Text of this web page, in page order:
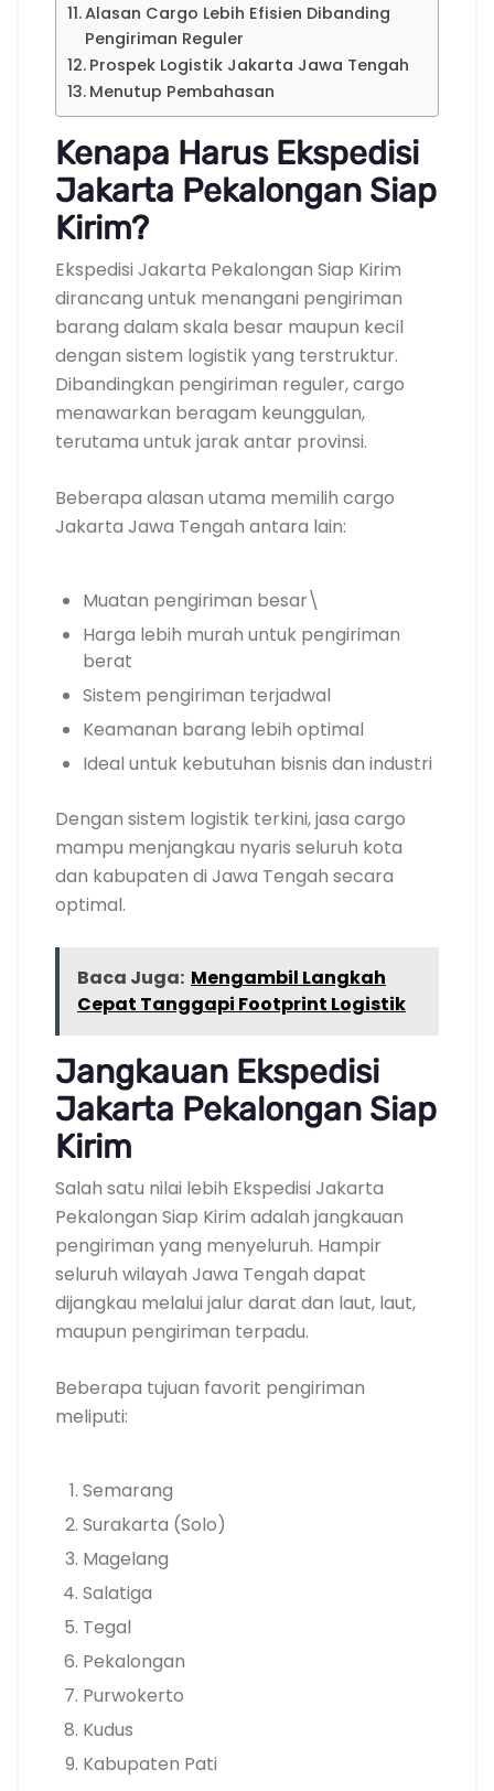
Alasan Cargo Lebih Efisien Dibanding
Pengiriman Reguler
Prospek Logistik Jakarta Jawa Tengah
Menutup Pembahasan
Kenapa Harus Ekspedisi
Jakarta Pekalongan Siap
Kirim?
Ekspedisi Jakarta Pekalongan Siap Kirim
dirancang untuk menangani pengiriman
barang dalam skala besar maupun kecil
dengan sistem logistik yang terstruktur.
Dibandingkan pengiriman reguler, cargo
menawarkan beragam keunggulan,
terutama untuk jarak antar provinsi.
Beberapa alasan utama memilih cargo
Jakarta Jawa Tengah antara lain:
Muatan pengiriman besar\
Harga lebih murah untuk pengiriman
berat
Sistem pengiriman terjadwal
Keamanan barang lebih optimal
Ideal untuk kebutuhan bisnis dan industri
Dengan sistem logistik terkini, jasa cargo
mampu menjangkau nyaris seluruh kota
dan kabupaten di Jawa Tengah secara
optimal.
Baca Juga: Mengambil Langkah
Cepat Tanggapi Footprint Logistik
Jangkauan Ekspedisi
Jakarta Pekalongan Siap
Kirim
Salah satu nilai lebih Ekspedisi Jakarta
Pekalongan Siap Kirim adalah jangkauan
pengiriman yang menyeluruh. Hampir
seluruh wilayah Jawa Tengah dapat
dijangkau melalui jalur darat dan laut, laut,
maupun pengiriman terpadu.
Beberapa tujuan favorit pengiriman
meliputi:
Semarang
Surakarta (Solo)
Magelang
Salatiga
Tegal
Pekalongan
Purwokerto
Kudus
Kabupaten Pati